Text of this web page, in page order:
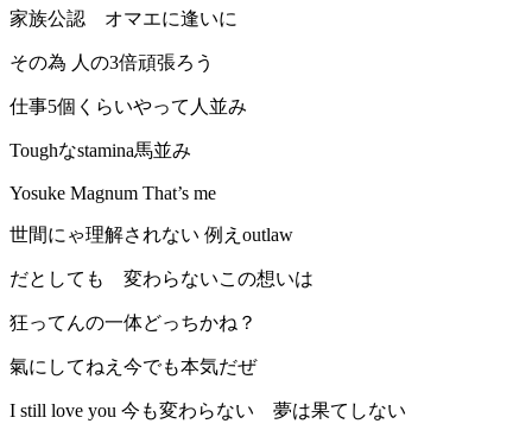
家族公認 オマエに逢いに
その為 人の3倍頑張ろう
仕事5個くらいやって人並み
Toughなstamina馬並み
Yosuke Magnum That’s me
世間にゃ理解されない 例えoutlaw
だとしても 変わらないこの想いは
狂ってんの一体どっちかね？
氣にしてねえ今でも本気だぜ
I still love you 今も変わらない 夢は果てしない